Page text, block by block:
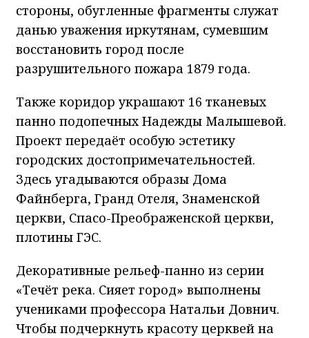
стороны, обугленные фрагменты служат
данью уважения иркутянам, сумевшим
восстановить город после
разрушительного пожара 1879 года.
Также коридор украшают 16 тканевых
панно подопечных Надежды Малышевой.
Проект передаёт особую эстетику
городских достопримечательностей.
Здесь угадываются образы Дома
Файнберга, Гранд Отеля, Знаменской
церкви, Спасо-Преображенской церкви,
плотины ГЭС.
Декоративные рельеф-панно из серии
«Течёт река. Сияет город» выполнены
учениками профессора Натальи Довнич.
Чтобы подчеркнуть красоту церквей на